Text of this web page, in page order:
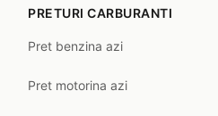
PRETURI CARBURANTI
Pret benzina azi
Pret motorina azi